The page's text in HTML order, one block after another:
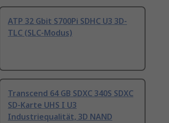
ATP 32 Gbit S700Pi SDHC U3 3D-
TLC (SLC-Modus)
Transcend 64 GB SDXC 340S SDXC
SD-Karte UHS I U3
Industriequalität, 3D NAND